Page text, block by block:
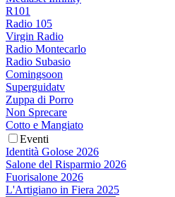
R101
Radio 105
Virgin Radio
Radio Montecarlo
Radio Subasio
Comingsoon
Superguidatv
Zuppa di Porro
Non Sprecare
Cotto e Mangiato
Eventi
Identità Golose 2026
Salone del Risparmio 2026
Fuorisalone 2026
L'Artigiano in Fiera 2025